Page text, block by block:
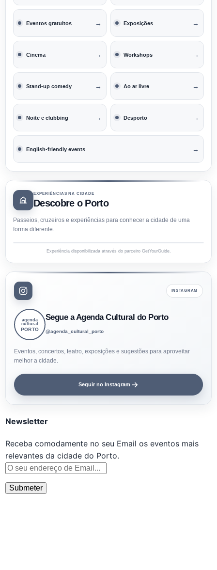
Eventos gratuitos → Exposições →
Cinema → Workshops →
Stand-up comedy → Ao ar livre →
Noite e clubbing → Desporto →
English-friendly events →
EXPERIÊNCIAS NA CIDADE
Descobre o Porto
Passeios, cruzeiros e experiências para conhecer a cidade de uma
forma diferente.
Experiência disponibilizada através do parceiro GetYourGuide.
INSTAGRAM
agenda
cultural
PORTO
Segue a Agenda Cultural do Porto
@agenda_cultural_porto
Eventos, concertos, teatro, exposições e sugestões para aproveitar
melhor a cidade.
Seguir no Instagram
Newsletter
Receba comodamente no seu Email os eventos mais
relevantes da cidade do Porto.